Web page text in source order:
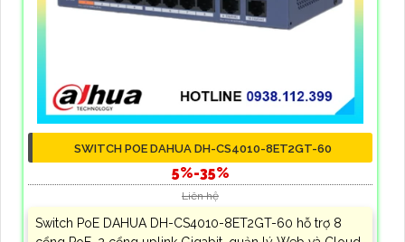
SWITCH POE DAHUA DH-CS4010-8ET2GT-60
5%-35%
Liên hệ
Switch PoE DAHUA DH-CS4010-8ET2GT-60 hỗ trợ 8